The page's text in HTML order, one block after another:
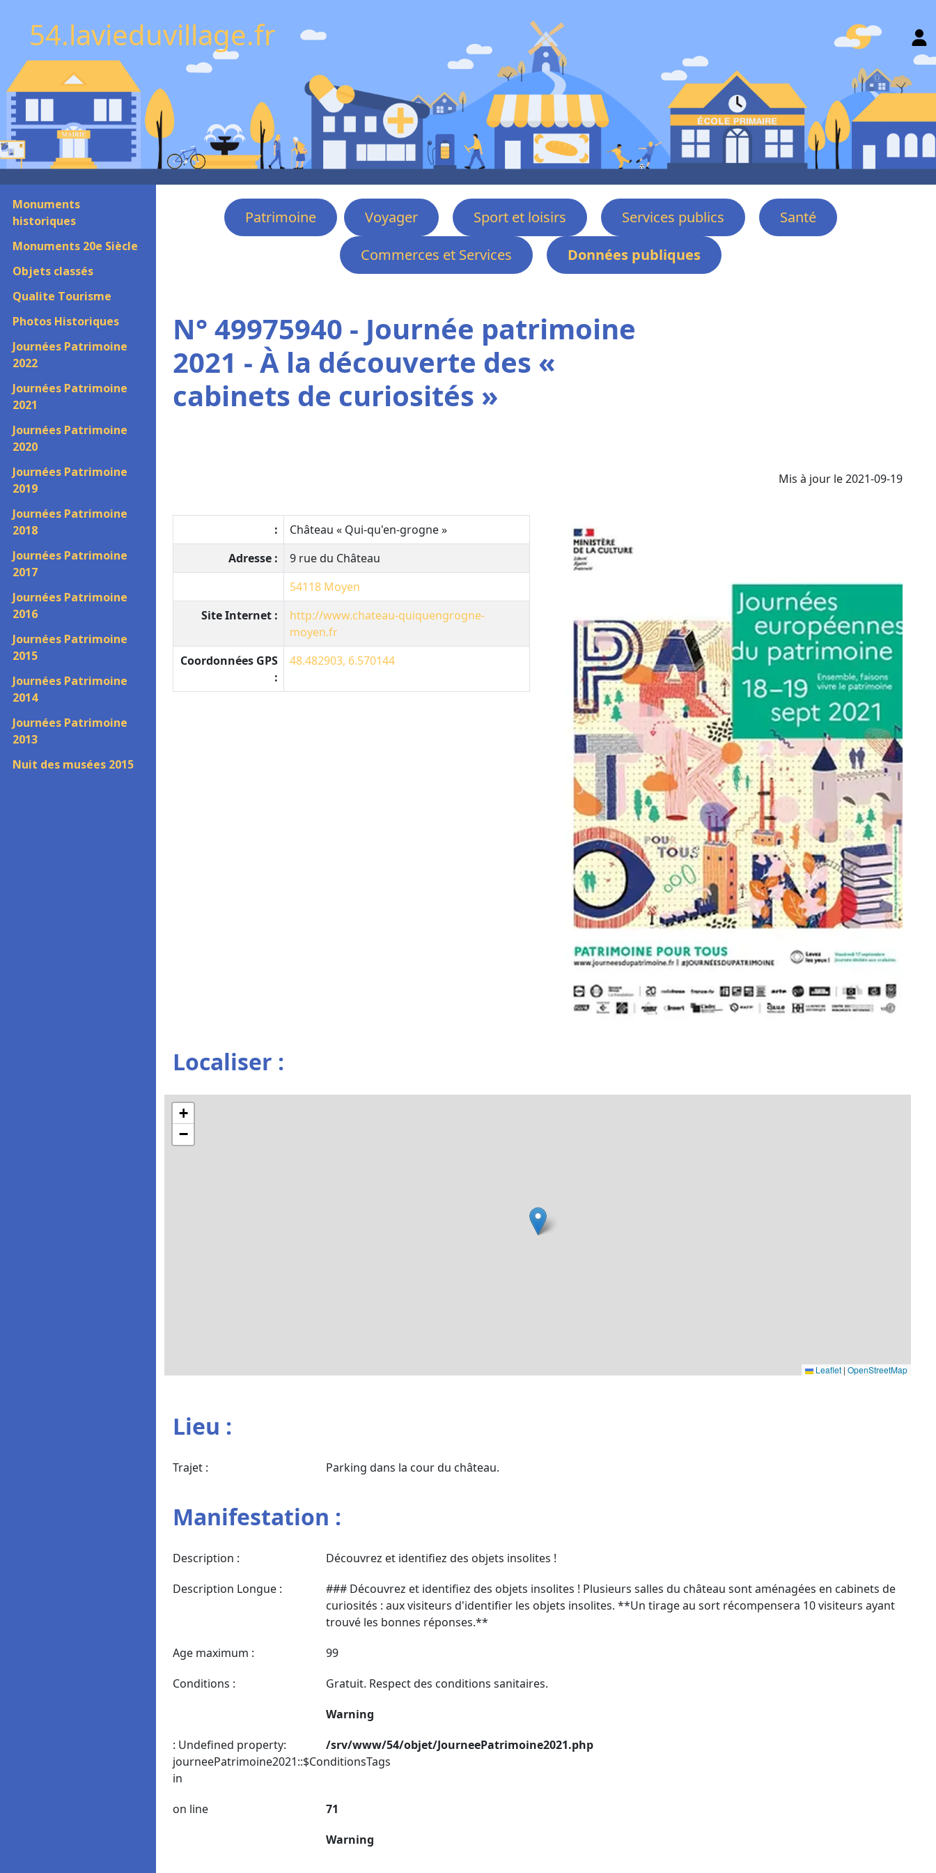
54.lavieduvillage.fr
Monuments
historiques
Monuments 20e Siècle
Objets classés
Qualite Tourisme
Photos Historiques
Journées Patrimoine
2022
Journées Patrimoine
2021
Journées Patrimoine
2020
Journées Patrimoine
2019
Journées Patrimoine
2018
Journées Patrimoine
2017
Journées Patrimoine
2016
Journées Patrimoine
2015
Journées Patrimoine
2014
Journées Patrimoine
2013
Nuit des musées 2015
Patrimoine Voyager Sport et loisirs Services publics
Santé
Commerces et Services
Données publiques
N° 49975940 - Journée patrimoine
2021 - À la découverte des «
cabinets de curiosités »
Mis à jour le 2021-09-19
:
Château « Qui-qu'en-grogne »
Adresse :
9 rue du Château
54118 Moyen
Site Internet :
http://www.chateau-quiquengrogne-
moyen.fr
Coordonnées GPS
:
48.482903, 6.570144
Localiser :
+
−
Leaflet | OpenStreetMap
Lieu :
Trajet : Parking dans la cour du château.
Manifestation :
Description :
Découvrez et identifiez des objets insolites !
Description Longue :
### Découvrez et identifiez des objets insolites ! Plusieurs salles du château sont aménagées en cabinets de
curiosités : aux visiteurs d'identifier les objets insolites. **Un tirage au sort récompensera 10 visiteurs ayant
trouvé les bonnes réponses.**
Age maximum :
99
Conditions :
Gratuit. Respect des conditions sanitaires.
Warning
: Undefined property:
journeePatrimoine2021::$ConditionsTags
in
/srv/www/54/objet/JourneePatrimoine2021.php
on line
71
Warning